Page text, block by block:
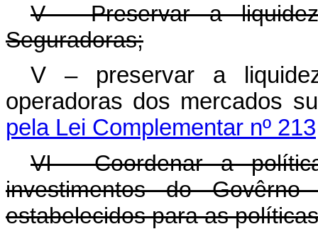
V - Preservar a
Seguradoras;
V – preservar a
operadoras dos
pela Lei Complementar nº
VI - Coordenar a
investimentos do
estabelecidos para as